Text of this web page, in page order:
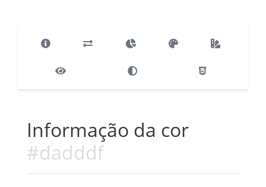
Informação da cor
#dadddf